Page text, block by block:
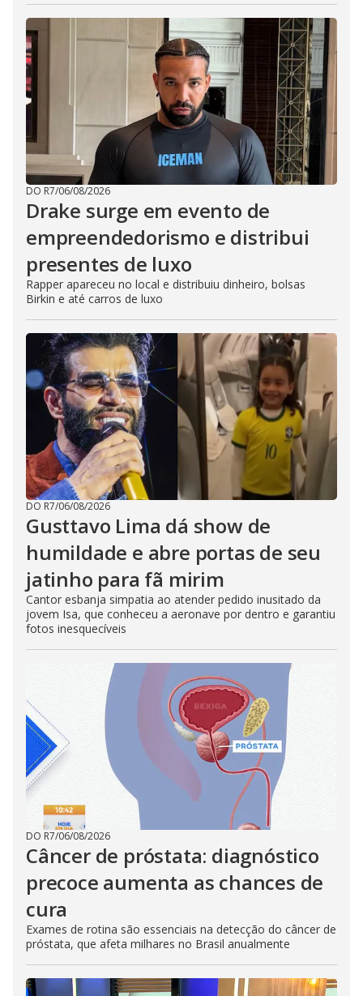
DO R7/06/08/2026
Drake surge em evento de
empreendedorismo e distribui
presentes de luxo
Rapper apareceu no local e distribuiu dinheiro, bolsas
Birkin e até carros de luxo
DO R7/06/08/2026
Gusttavo Lima dá show de
humildade e abre portas de seu
jatinho para fã mirim
Cantor esbanja simpatia ao atender pedido inusitado da
jovem Isa, que conheceu a aeronave por dentro e garantiu
fotos inesquecíveis
DO R7/06/08/2026
Câncer de próstata: diagnóstico
precoce aumenta as chances de
cura
Exames de rotina são essenciais na detecção do câncer de
próstata, que afeta milhares no Brasil anualmente